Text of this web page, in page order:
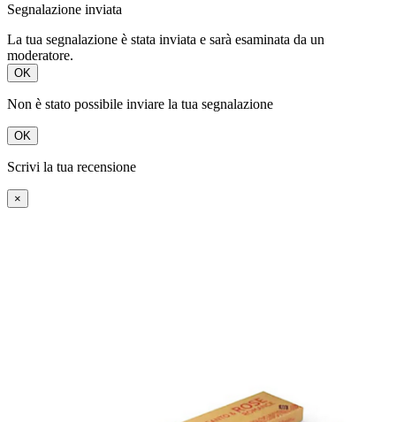
Segnalazione inviata
La tua segnalazione è stata inviata e sarà esaminata da un
moderatore.
OK
Non è stato possibile inviare la tua segnalazione
OK
Scrivi la tua recensione
×